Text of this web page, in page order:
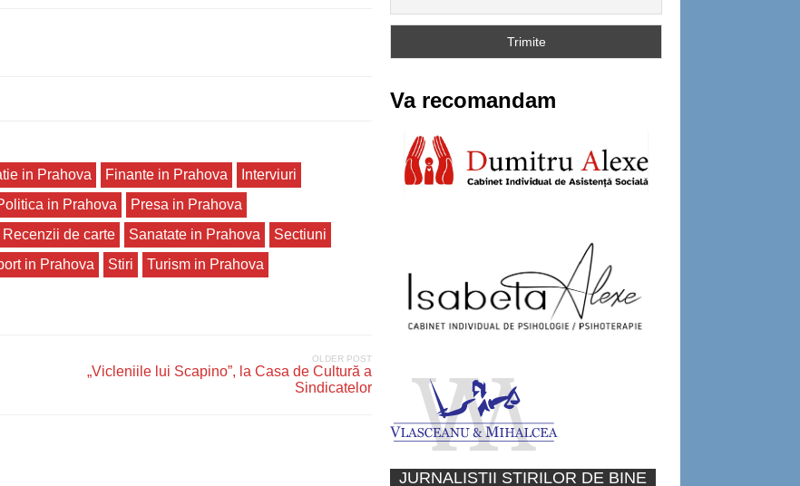
in Prahova Finante in Prahova
Interviuri
in Prahova
Presa in Prahova
Recenzii de carte Sanatate in Prahova
Sectiuni
in Prahova Stiri Turism in Prahova
OLDER POST
„Vicleniile lui Scapino”, la Casa de Cultură a
Sindicatelor
Va recomandam
JURNALISTII STIRILOR DE BINE